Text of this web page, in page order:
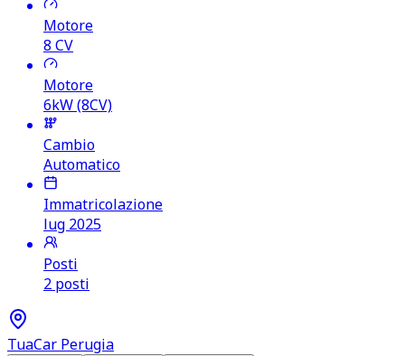
Motore
8 CV
Motore
6kW (8CV)
Cambio
Automatico
Immatricolazione
lug 2025
Posti
2 posti
TuaCar Perugia